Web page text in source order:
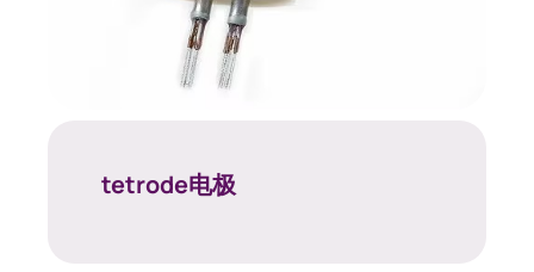
tetrode电极